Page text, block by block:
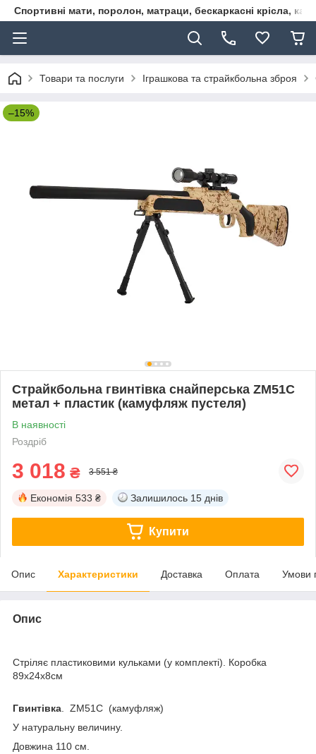
Спортивні мати, поролон, матраци, бескаркасні крісла,
Товари та послуги Іграшкова та страйкбольна зброя
–15%
Страйкбольна гвинтівка снайперська ZM51C
метал + пластик (камуфляж пустеля)
В наявності
Роздріб
3 018 ₴ 3 551 ₴
Економія 533 ₴ Залишилось 15 днів
Купити
Опис Характеристики Доставка Оплата Умови
Опис
Стріляє пластиковими кульками (у комплекті). Коробка
89х24х8см
Гвинтівка . ZM51C (камуфляж)
У натуральну величину.
Довжина 110 см.